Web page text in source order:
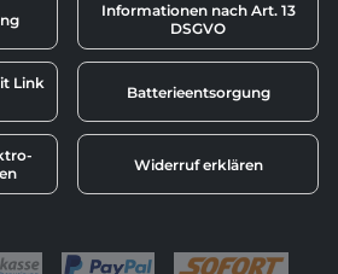
Informationen nach Art. 13
DSGVO
Link
Batterieentsorgung
Widerruf erklären